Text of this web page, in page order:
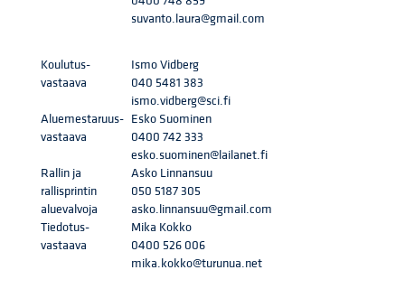
suvanto.laura@gmail.com
Koulutus-
vastaava
Ismo Vidberg
040 5481 383
ismo.vidberg@sci.fi
Aluemestaruus-
vastaava
Esko Suominen
0400 742 333
esko.suominen@lailanet.fi
Rallin ja
rallisprintin
aluevalvoja
Asko Linnansuu
050 5187 305
asko.linnansuu@gmail.com
Tiedotus-
vastaava
Mika Kokko
0400 526 006
mika.kokko@turunua.net